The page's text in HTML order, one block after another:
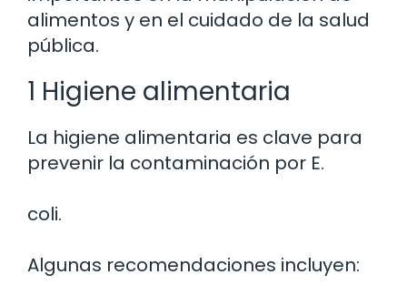
alimentos y en el cuidado de la salud
pública.
1 Higiene alimentaria
La higiene alimentaria es clave para
prevenir la contaminación por E.
coli.
Algunas recomendaciones incluyen: